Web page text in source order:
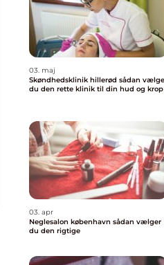
03. maj
Skøndhedsklinik hillerød sådan vælger
du den rette klinik til din hud og krop
03. apr
Neglesalon københavn sådan vælger
du den rigtige